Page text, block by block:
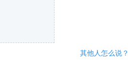
其他人怎么说？